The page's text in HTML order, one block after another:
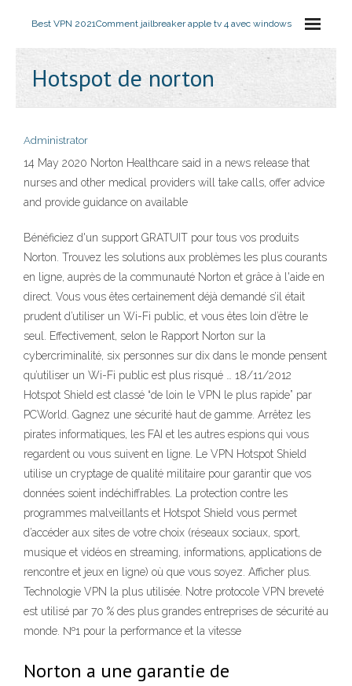
Best VPN 2021Comment jailbreaker apple tv 4 avec windows
Hotspot de norton
Administrator
14 May 2020 Norton Healthcare said in a news release that
nurses and other medical providers will take calls, offer advice
and provide guidance on available
Bénéficiez d'un support GRATUIT pour tous vos produits
Norton. Trouvez les solutions aux problèmes les plus courants
en ligne, auprès de la communauté Norton et grâce à l'aide en
direct. Vous vous êtes certainement déjà demandé s’il était
prudent d’utiliser un Wi-Fi public, et vous êtes loin d’être le
seul. Effectivement, selon le Rapport Norton sur la
cybercriminalité, six personnes sur dix dans le monde pensent
qu’utiliser un Wi-Fi public est plus risqué … 18/11/2012
Hotspot Shield est classé “de loin le VPN le plus rapide” par
PCWorld. Gagnez une sécurité haut de gamme. Arrêtez les
pirates informatiques, les FAI et les autres espions qui vous
regardent ou vous suivent en ligne. Le VPN Hotspot Shield
utilise un cryptage de qualité militaire pour garantir que vos
données soient indéchiffrables. La protection contre les
programmes malveillants et Hotspot Shield vous permet
d’accéder aux sites de votre choix (réseaux sociaux, sport,
musique et vidéos en streaming, informations, applications de
rencontre et jeux en ligne) où que vous soyez. Afficher plus.
Technologie VPN la plus utilisée. Notre protocole VPN breveté
est utilisé par 70 % des plus grandes entreprises de sécurité au
monde. №1 pour la performance et la vitesse
Norton a une garantie de